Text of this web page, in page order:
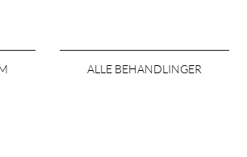
ALLE BEHANDLINGER